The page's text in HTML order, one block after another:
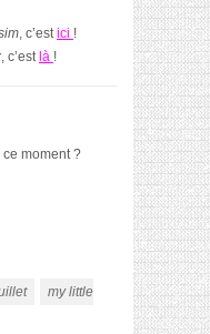
, c’estici !
, c’est là !
moment ?
my little